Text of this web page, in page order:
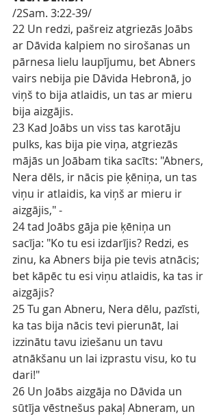
/2Sam. 3:22-39/
22 Un redzi, pašreiz atgriezās Joābs
ar Dāvida kalpiem no sirošanas un
pārnesa lielu laupījumu, bet Abners
vairs nebija pie Dāvida Hebronā, jo
viņš to bija atlaidis, un tas ar mieru
bija aizgājis.
23 Kad Joābs un viss tas karotāju
pulks, kas bija pie viņa, atgriezās
mājās un Joābam tika sacīts: "Abners,
Nera dēls, ir nācis pie ķēniņa, un tas
viņu ir atlaidis, ka viņš ar mieru ir
aizgājis," -
24 tad Joābs gāja pie ķēniņa un
sacīja: "Ko tu esi izdarījis? Redzi, es
zinu, ka Abners bija pie tevis atnācis;
bet kāpēc tu esi viņu atlaidis, ka tas ir
aizgājis?
25 Tu gan Abneru, Nera dēlu, pazīsti,
ka tas bija nācis tevi pierunāt, lai
izzinātu tavu iziešanu un tavu
atnākšanu un lai izprastu visu, ko tu
dari!"
26 Un Joābs aizgāja no Dāvida un
sūtīja vēstnešus pakaļ Abneram, un